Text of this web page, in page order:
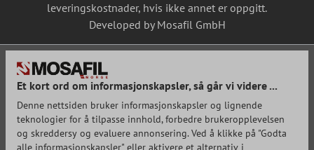
leveringskostnader, hvis ikke annet er oppgitt.
Developed by Mosafil GmbH
Et kort ord om informasjonskapsler, så går vi videre ...
Denne nettsiden bruker informasjonskapsler og lignende
teknologier for å tilpasse innhold, forbedre brukeropplevelsen
og skreddersy og evaluere annonsering. Ved å klikke på "Godta
alle informasjonskapsler" eller aktivere et alternativ i